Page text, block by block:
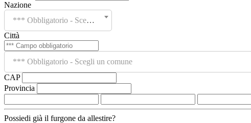
Nazione
*** Obbligatorio - Scegli un paese
Città
*** Obbligatorio - Scegli un comune
CAP
Provincia
Possiedi già il furgone da allestire?